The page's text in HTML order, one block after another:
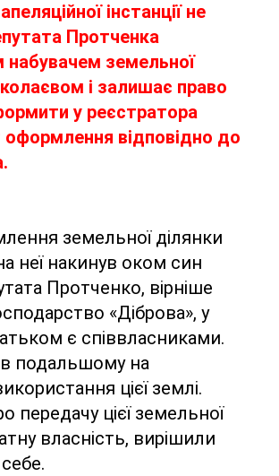
інстанції не
Протченка
набувачем земельної
і залишає право
у реєстратора
оформлення відповідно до
земельної ділянки
неї накинув оком син
Протченко, вірніше
«Діброва», у
є співвласниками.
подальшому на
цієї землі.
передачу цієї земельної
власність, вирішили